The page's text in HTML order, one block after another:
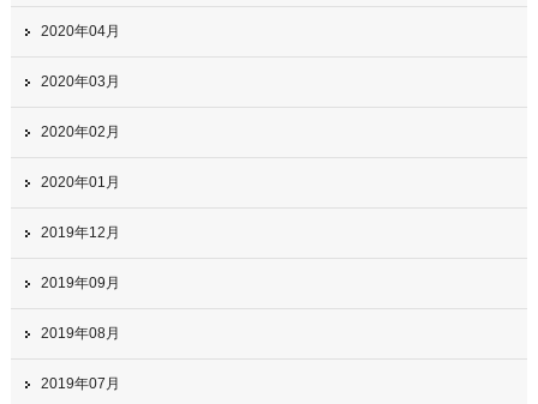
2020年04月
2020年03月
2020年02月
2020年01月
2019年12月
2019年09月
2019年08月
2019年07月